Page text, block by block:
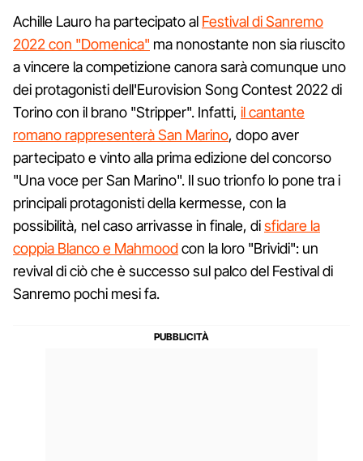
Achille Lauro ha partecipato al Festival di Sanremo
2022 con "Domenica" ma nonostante non sia riuscito
a vincere la competizione canora sarà comunque uno
dei protagonisti dell'Eurovision Song Contest 2022 di
Torino con il brano "Stripper". Infatti, il cantante
romano rappresenterà San Marino, dopo aver
partecipato e vinto alla prima edizione del concorso
"Una voce per San Marino". Il suo trionfo lo pone tra i
principali protagonisti della kermesse, con la
possibilità, nel caso arrivasse in finale, disfidare la
coppia Blanco e Mahmoodcon la loro "Brividi": un
revival di ciò che è successo sul palco del Festival di
Sanremo pochi mesi fa.